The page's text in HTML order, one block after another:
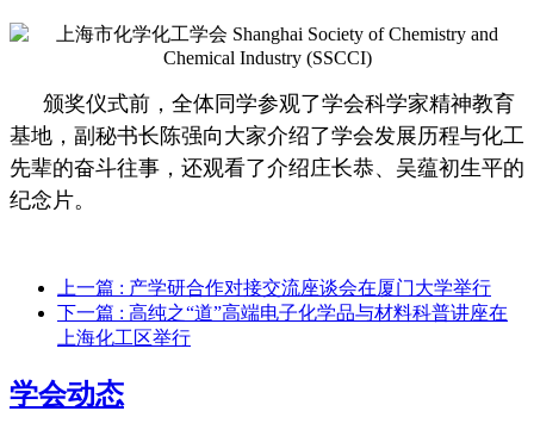
颁奖仪式前，全体同学参观了学会科学家精神教育
基地，副秘书长陈强向大家介绍了学会发展历程与化工
先辈的奋斗往事，还观看了介绍庄长恭、吴蕴初生平的
纪念片。
上一篇 : 产学研合作对接交流座谈会在厦门大学举行
下一篇 : 高纯之“道”高端电子化学品与材料科普讲座在
上海化工区举行
学会动态